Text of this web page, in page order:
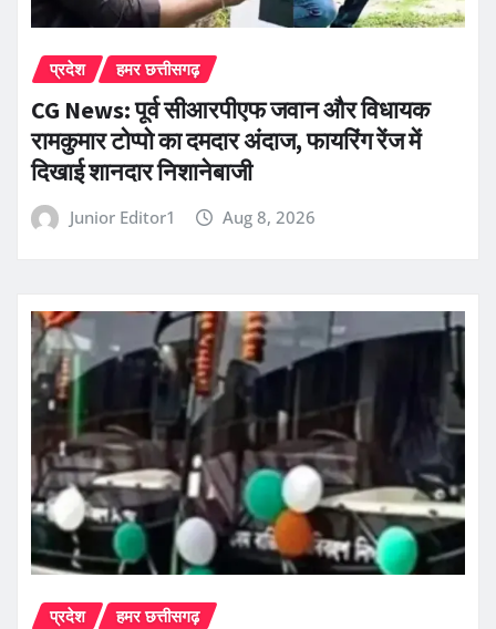
प्रदेश हमर छत्तीसगढ़
CG News: पूर्व सीआरपीएफ जवान और विधायक
रामकुमार टोप्पो का दमदार अंदाज, फायरिंग रेंज में
दिखाई शानदार निशानेबाजी
Junior Editor1 Aug 8, 2026
प्रदेश हमर छत्तीसगढ़